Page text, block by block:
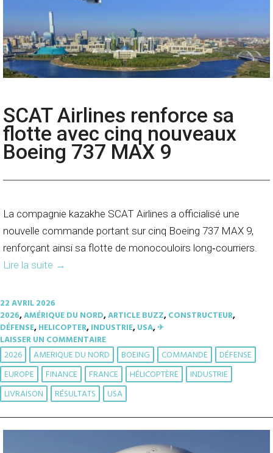
SCAT Airlines renforce sa
flotte avec cinq nouveaux
Boeing 737 MAX 9
La compagnie kazakhe SCAT Airlines a officialisé une
nouvelle commande portant sur cinq Boeing 737 MAX 9,
renforçant ainsi sa flotte de monocouloirs long‑courriers.
Lire la suite →
22 AVRIL 2026
2026,AMÉRIQUE DU NORD,ARTICLE BUZZ,CONSTRUCTEUR,
DÉFENSE,HELICOPTER,INDUSTRIE,USA,✈︎
LAISSER UN COMMENTAIRE
2026 AMERIQUE DU NORD BOEING COMMANDE
DÉFENSE
EUROPE
FINANCE FRANCE HÉLICOPTÈRE
INDUSTRIE
LIVRAISON
RÉSULTATS USA